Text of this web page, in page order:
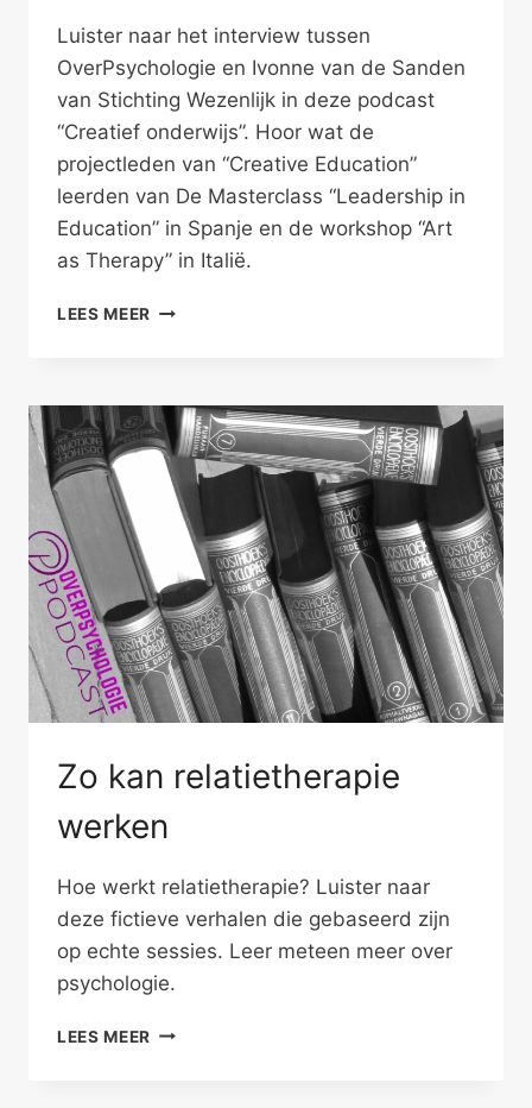
Luister naar het interview tussen
OverPsychologie en Ivonne van de Sanden
van Stichting Wezenlijk in deze podcast
“Creatief onderwijs”. Hoor wat de
projectleden van “Creative Education”
leerden van De Masterclass “Leadership in
Education” in Spanje en de workshop “Art
as Therapy” in Italië.
LEES MEER OP
WEZENLIJK
Zo kan relatietherapie
werken
Hoe werkt relatietherapie? Luister naar
deze fictieve verhalen die gebaseerd zijn
op echte sessies. Leer meteen meer over
psychologie.
LEES MEER ZO